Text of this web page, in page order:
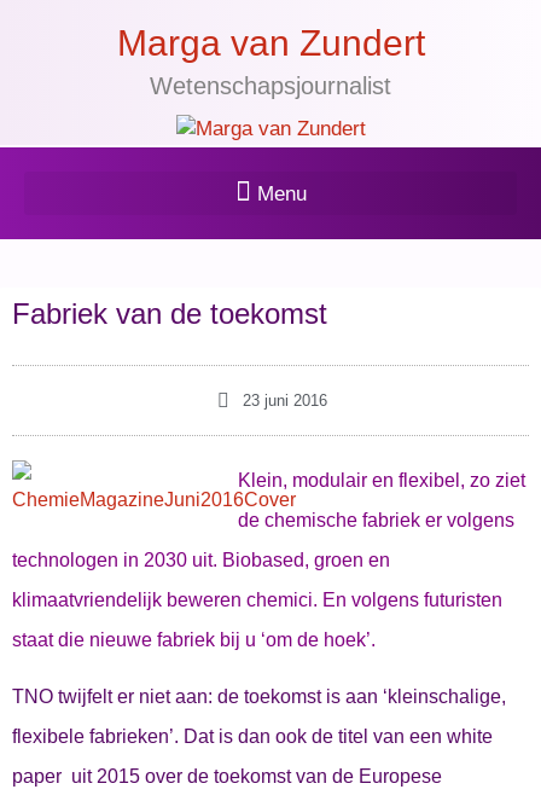
Marga van Zundert
Wetenschapsjournalist
Fabriek van de toekomst
23 juni 2016
Klein, modulair en flexibel, zo ziet
de chemische fabriek er volgens
technologen in 2030 uit. Biobased, groen en
klimaatvriendelijk beweren chemici. En volgens futuristen
staat die nieuwe fabriek bij u ‘om de hoek’.
TNO twijfelt er niet aan: de toekomst is aan ‘kleinschalige,
flexibele fabrieken’. Dat is dan ook de titel van een white
paper uit 2015 over de toekomst van de Europese